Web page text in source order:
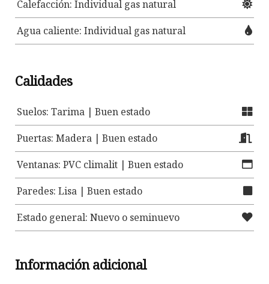
Calefacción: Individual gas natural
Agua caliente: Individual gas natural
Calidades
Suelos: Tarima | Buen estado
Puertas: Madera | Buen estado
Ventanas: PVC climalit | Buen estado
Paredes: Lisa | Buen estado
Estado general: Nuevo o seminuevo
Información adicional